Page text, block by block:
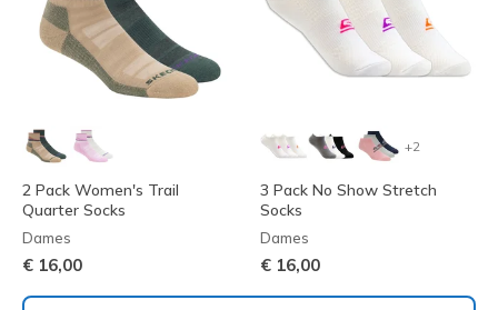
2 Pack Women's Trail
Quarter Socks
Dames
€ 16,00
+2
3 Pack No Show Stretch
Socks
Dames
€ 16,00